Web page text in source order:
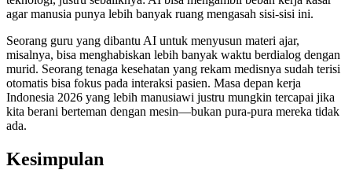
agar manusia punya lebih banyak ruang mengasah sisi-sisi ini.
Seorang guru yang dibantu AI untuk menyusun materi ajar,
misalnya, bisa menghabiskan lebih banyak waktu berdialog dengan
murid. Seorang tenaga kesehatan yang rekam medisnya sudah terisi
otomatis bisa fokus pada interaksi pasien. Masa depan kerja
Indonesia 2026 yang lebih manusiawi justru mungkin tercapai jika
kita berani berteman dengan mesin—bukan pura-pura mereka tidak
ada.
Kesimpulan